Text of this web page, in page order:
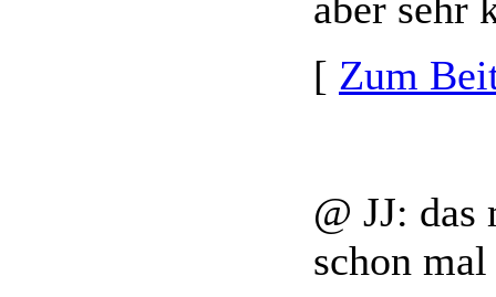
[ Zum
@ JJ:
schon